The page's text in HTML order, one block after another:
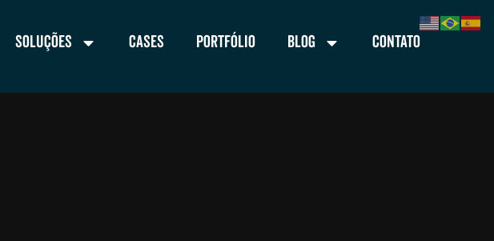
Soluções Cases Portfólio Blog Contato